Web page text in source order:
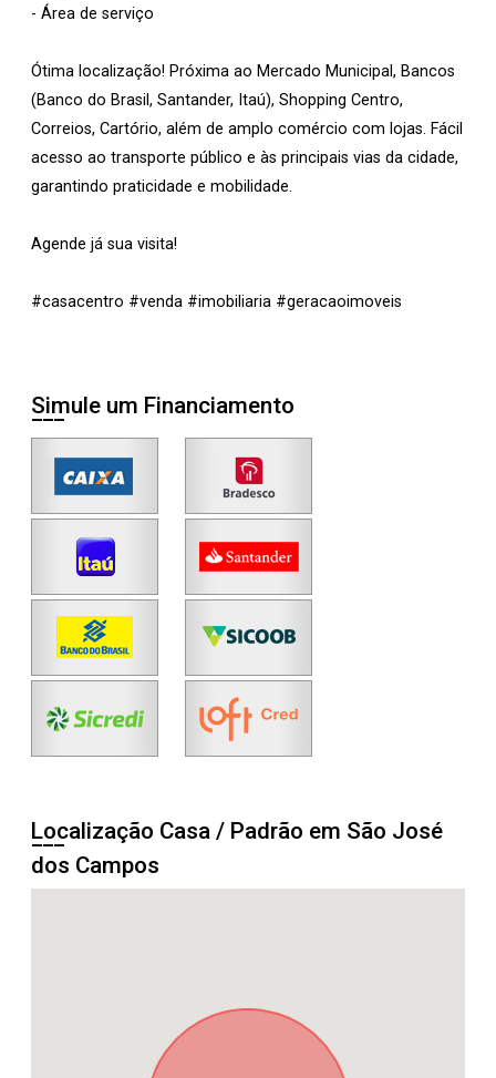
- Área de serviço
Ótima localização! Próxima ao Mercado Municipal, Bancos
(Banco do Brasil, Santander, Itaú), Shopping Centro,
Correios, Cartório, além de amplo comércio com lojas. Fácil
acesso ao transporte público e às principais vias da cidade,
garantindo praticidade e mobilidade.
Agende já sua visita!
#casacentro #venda #imobiliaria #geracaoimoveis
Simule um Financiamento
Localização Casa / Padrão em São José
dos Campos